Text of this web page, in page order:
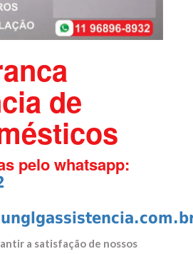
de
pelo whatsapp:
a satisfação de nossos